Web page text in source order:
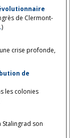
de Clermont-
)
crise profonde,
de
les colonies
Stalingrad son